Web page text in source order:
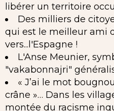
libérer un territoire
Des milliers de
qui est le meilleur ami
vers...l'Espagne !
L'Anse Meunier,
"vakabonnajri"
« J’ai le mot
crâne »… Dans les
montée du racisme